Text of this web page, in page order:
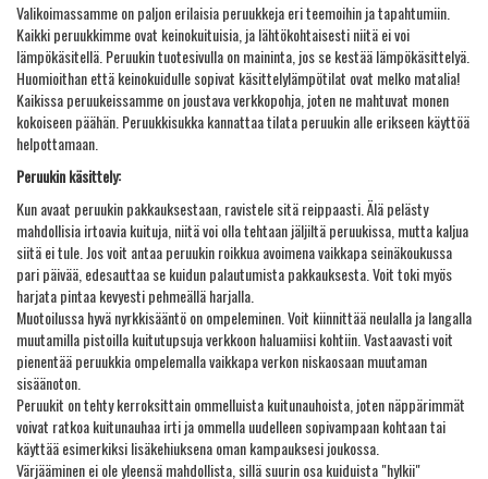
Valikoimassamme on paljon erilaisia peruukkeja eri teemoihin ja tapahtumiin.
Kaikki peruukkimme ovat keinokuituisia, ja lähtökohtaisesti niitä ei voi
lämpökäsitellä. Peruukin tuotesivulla on maininta, jos se kestää lämpökäsittelyä.
Huomioithan että keinokuidulle sopivat käsittelylämpötilat ovat melko matalia!
Kaikissa peruukeissamme on joustava verkkopohja, joten ne mahtuvat monen
kokoiseen päähän. Peruukkisukka kannattaa tilata peruukin alle erikseen käyttöä
helpottamaan.
Peruukin käsittely:
Kun avaat peruukin pakkauksestaan, ravistele sitä reippaasti. Älä pelästy
mahdollisia irtoavia kuituja, niitä voi olla tehtaan jäljiltä peruukissa, mutta kaljua
siitä ei tule. Jos voit antaa peruukin roikkua avoimena vaikkapa seinäkoukussa
pari päivää, edesauttaa se kuidun palautumista pakkauksesta. Voit toki myös
harjata pintaa kevyesti pehmeällä harjalla.
Muotoilussa hyvä nyrkkisääntö on ompeleminen. Voit kiinnittää neulalla ja langalla
muutamilla pistoilla kuitutupsuja verkkoon haluamiisi kohtiin. Vastaavasti voit
pienentää peruukkia ompelemalla vaikkapa verkon niskaosaan muutaman
sisäänoton.
Peruukit on tehty kerroksittain ommelluista kuitunauhoista, joten näppärimmät
voivat ratkoa kuitunauhaa irti ja ommella uudelleen sopivampaan kohtaan tai
käyttää esimerkiksi lisäkehiuksena oman kampauksesi joukossa.
Värjääminen ei ole yleensä mahdollista, sillä suurin osa kuiduista "hylkii"